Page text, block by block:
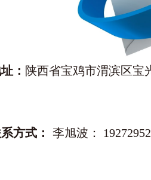
： 陕西省宝鸡市渭滨区宝
方式： 李旭波：